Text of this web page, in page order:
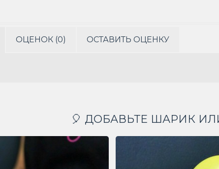
ОЦЕНОК (0) ОСТАВИТЬ ОЦЕНКУ
🎈 ДОБАВЬТЕ ШАРИК